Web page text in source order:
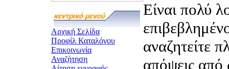
Αρχική Σελίδα
Προφίλ Καταλόγου
Επικοινωνία
Αναζήτηση
Είναι πολύ
αναζητείτε
απόψεις από